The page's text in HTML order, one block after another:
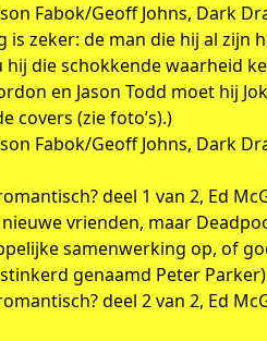
Fabok/Geoff Johns, Dark
zeker: de man die hij al zijn
hij die schokkende waarheid
en Jason Todd moet hij
covers (zie foto’s).)
Fabok/Geoff Johns, Dark
deel 1 van 2, Ed
vrienden, maar
samenwerking op, of
genaamd Peter
deel 2 van 2, Ed